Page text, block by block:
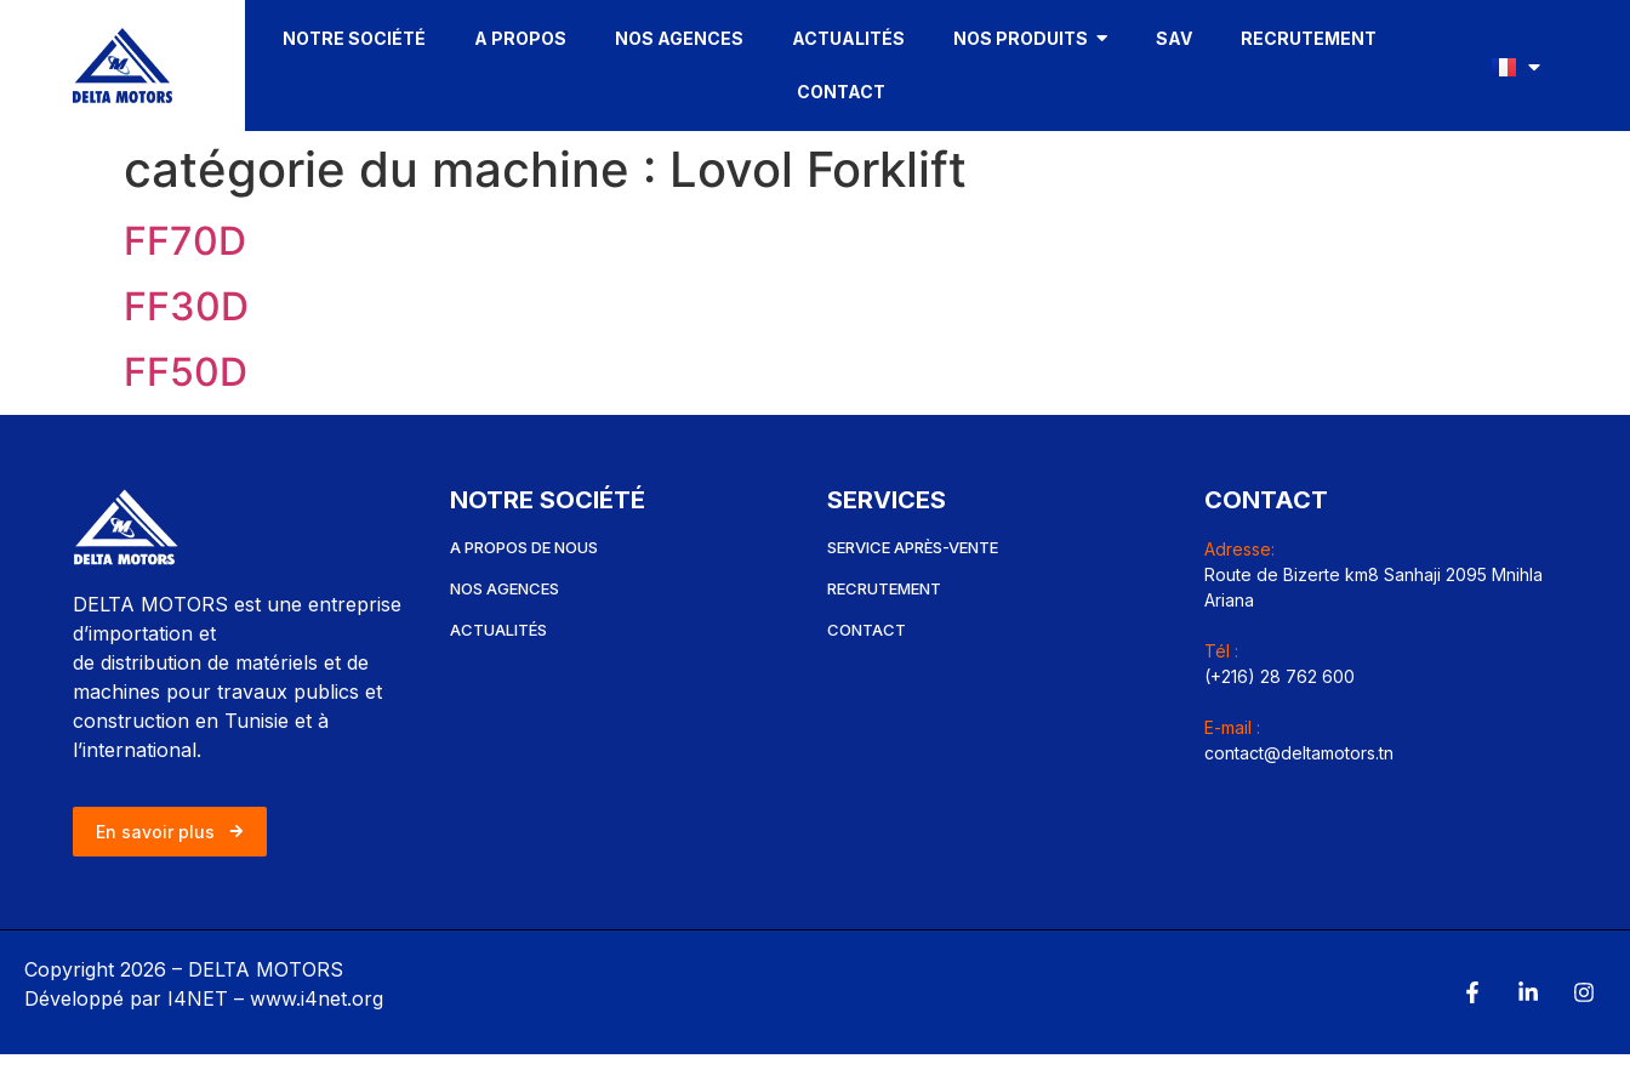
NOTRE SOCIÉTÉ A PROPOS NOS AGENCES ACTUALITÉS NOS PRODUITS SAV RECRUTEMENT
CONTACT
catégorie du machine : Lovol Forklift
FF70D
FF30D
FF50D
DELTA MOTORS est une entreprise
d’importation et
de distribution de matériels et de
machines pour travaux publics et
construction en Tunisie et à
l’international.
En savoir plus
NOTRE SOCIÉTÉ
A PROPOS DE NOUS
NOS AGENCES
ACTUALITÉS
SERVICES
SERVICE APRÈS-VENTE
RECRUTEMENT
CONTACT
CONTACT
Adresse:
Route de Bizerte km8 Sanhaji 2095 Mnihla
Ariana
Tél :
(+216) 28 762 600
E-mail :
contact@deltamotors.tn
Copyright 2026 – DELTA MOTORS
Développé par I4NET – www.i4net.org